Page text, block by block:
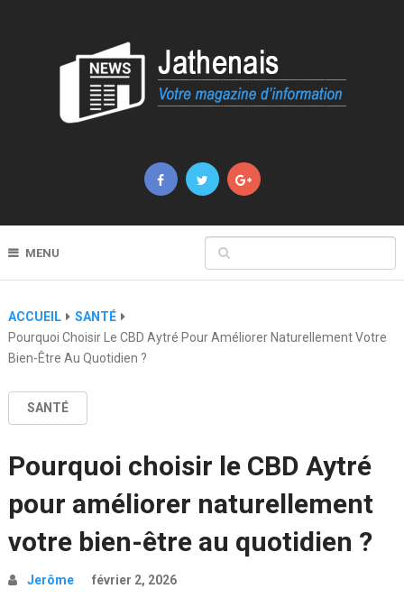
MENU
ACCUEIL
SANTÉ
Pourquoi Choisir Le CBD Aytré Pour Améliorer Naturellement Votre
Bien-Être Au Quotidien ?
SANTÉ
Pourquoi choisir le CBD Aytré
pour améliorer naturellement
votre bien-être au quotidien ?
Jerôme février 2, 2026